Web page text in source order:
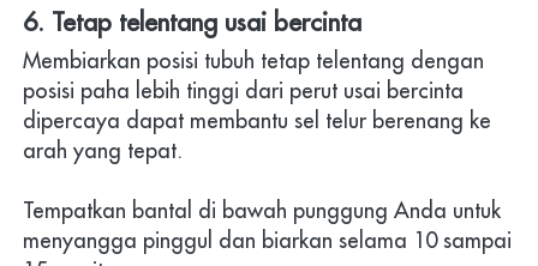
6. Tetap telentang usai bercinta
Membiarkan posisi tubuh tetap telentang dengan
posisi paha lebih tinggi dari perut usai bercinta
dipercaya dapat membantu sel telur berenang ke
arah yang tepat.
Tempatkan bantal di bawah punggung Anda untuk
menyangga pinggul dan biarkan selama 10 sampai